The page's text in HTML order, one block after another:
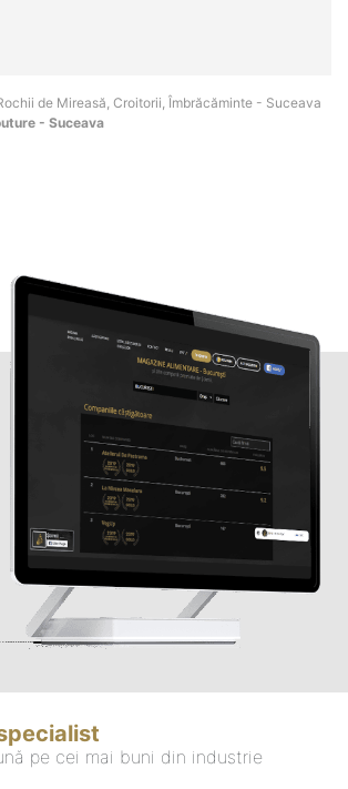
de Mireasă, Croitorii, Îmbrăcăminte - Suceava
- Suceava
pe cei mai buni din industrie